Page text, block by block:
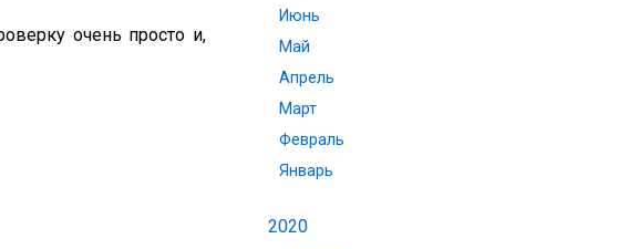
Июнь
Май
Апрель
Март
Февраль
Январь
2020
очень просто и,